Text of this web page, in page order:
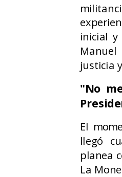
inicial
justicia
"No
El
llegó
planea
La